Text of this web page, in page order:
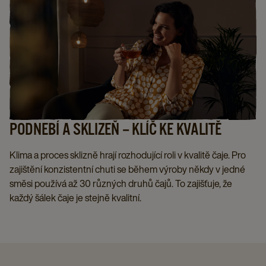
PODNEBÍ A SKLIZEŇ – KLÍČ KE KVALITĚ
Klima a proces sklizně hrají rozhodující roli v kvalitě čaje. Pro
zajištění konzistentní chuti se během výroby někdy v jedné
směsi používá až 30 různých druhů čajů. To zajišťuje, že
každý šálek čaje je stejně kvalitní.